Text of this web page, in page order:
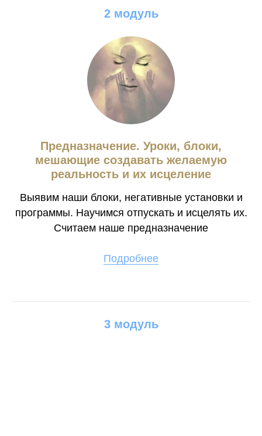
2 модуль
Предназначение. Уроки, блоки,
мешающие создавать желаемую
реальность и их исцеление
Выявим наши блоки, негативные установки и
программы. Научимся отпускать и исцелять их.
Считаем наше предназначение
Подробнее
3 модуль